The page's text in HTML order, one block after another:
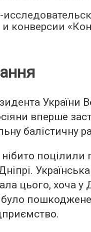
конверсии
України
вперше
балістичну
нібито поцілили
цього, хоча у